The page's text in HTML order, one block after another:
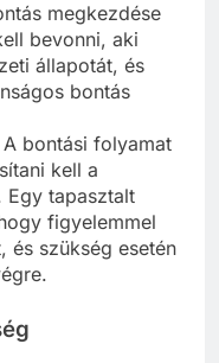
megkezdése
bevonni, aki
állapotát, és
bontás
A bontási folyamat
kell a
Egy tapasztalt
figyelemmel
és szükség esetén